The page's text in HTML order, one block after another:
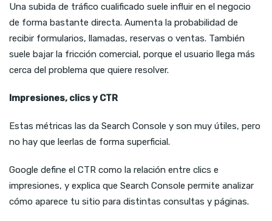
Una subida de tráfico cualificado suele influir en el negocio
de forma bastante directa. Aumenta la probabilidad de
recibir formularios, llamadas, reservas o ventas. También
suele bajar la fricción comercial, porque el usuario llega más
cerca del problema que quiere resolver.
Impresiones, clics y CTR
Estas métricas las da Search Console y son muy útiles, pero
no hay que leerlas de forma superficial.
Google define el CTR como la relación entre clics e
impresiones, y explica que Search Console permite analizar
cómo aparece tu sitio para distintas consultas y páginas.